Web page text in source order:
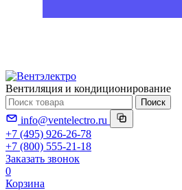
Вентиляция и кондиционирование
Поиск
info@ventelectro.ru
+7 (495) 926-26-78
+7 (800) 555-21-18
Заказать звонок
0
Корзина